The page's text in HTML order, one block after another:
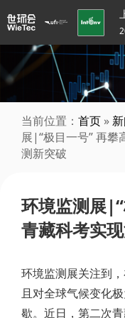
当前位置： 首页 »
展|“极目一号” 再攀
测新突破
环境监测展|“
青藏科考实
环境监测展关注到
且对全球气候变化
歇。近日，第二次